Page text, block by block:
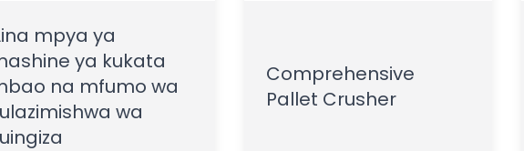
mpya ya
ya kukata
na mfumo wa
wa
Comprehensive
Pallet Crusher